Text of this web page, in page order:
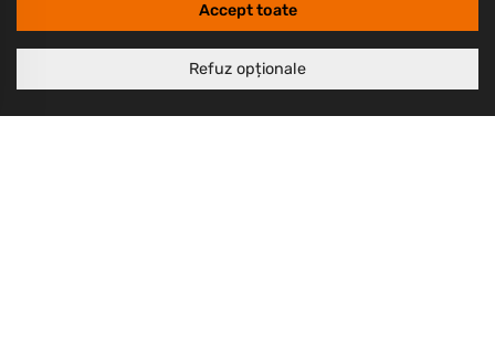
Accept toate
Refuz opționale